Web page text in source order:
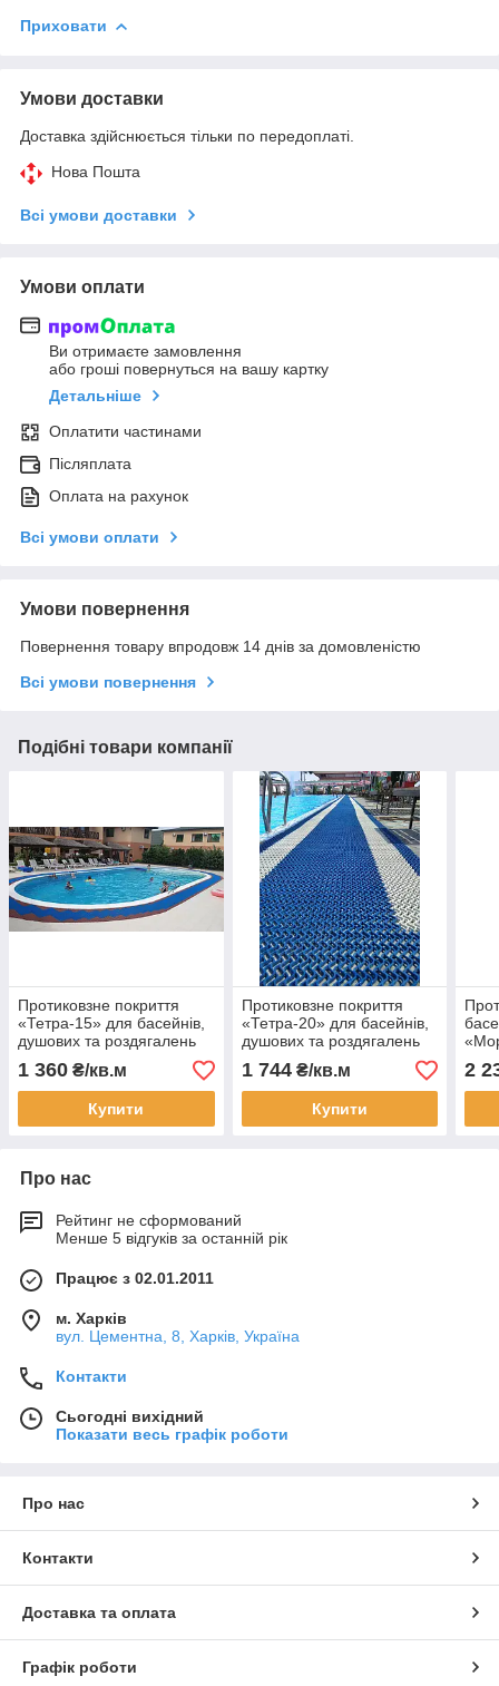
Приховати
Умови доставки
Доставка здійснюється тільки по передоплаті.
Нова Пошта
Всі умови доставки
Умови оплати
Ви отримаєте замовлення
або гроші повернуться на вашу картку
Детальніше
Оплатити частинами
Післяплата
Оплата на рахунок
Всі умови оплати
Умови повернення
Повернення товару впродовж 14 днів за домовленістю
Всі умови повернення
Подібні товари компанії
Протиковзне покриття
«Тетра-15» для басейнів,
душових та роздягалень
1 360 ₴/кв.м
Купити
Протиковзне покриття
«Тетра-20» для басейнів,
душових та роздягалень
1 744₴/кв.м
Купити
2
Про нас
Рейтинг не сформований
Менше 5 відгуків за останній рік
Працює з 02.01.2011
м. Харків
вул. Цементна, 8, Харків, Україна
Контакти
Сьогодні вихідний
Показати весь графік роботи
Про нас
Контакти
Доставка та оплата
Графік роботи